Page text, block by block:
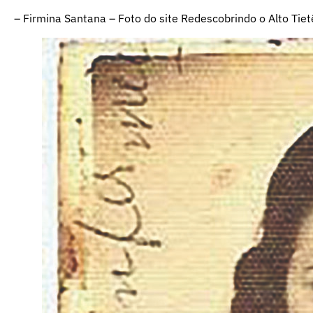
– Firmina Santana – Foto do site Redescobrindo o Alto